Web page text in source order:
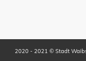
2020 - 2021 © Stadt